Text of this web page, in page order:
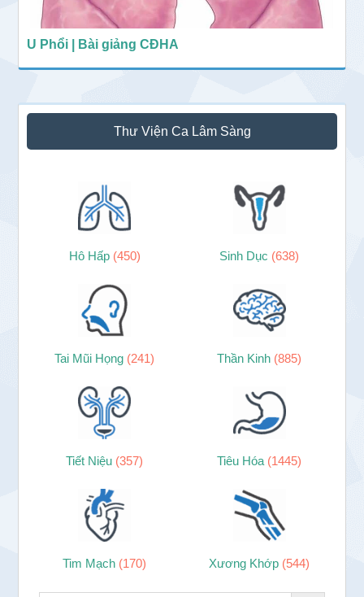
U Phổi | Bài giảng CĐHA
Thư Viện Ca Lâm Sàng
Hô Hấp (450) Sinh Dục (638)
Tai Mũi Họng (241) Thần Kinh (885)
Tiết Niệu (357) Tiêu Hóa (1445)
Tim Mạch (170) Xương Khớp (544)